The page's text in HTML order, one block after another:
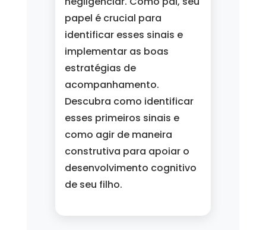
papel é crucial para
identificar esses sinais e
implementar as boas
estratégias de
acompanhamento.
Descubra como identificar
esses primeiros sinais e
como agir de maneira
construtiva para apoiar o
desenvolvimento cognitivo
de seu filho.